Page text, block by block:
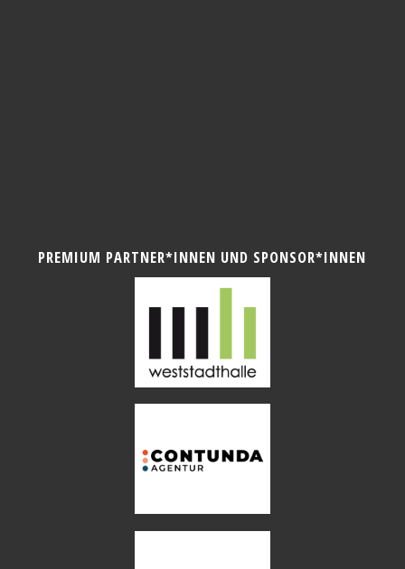
PREMIUM PARTNER*INNEN UND SPONSOR*INNEN